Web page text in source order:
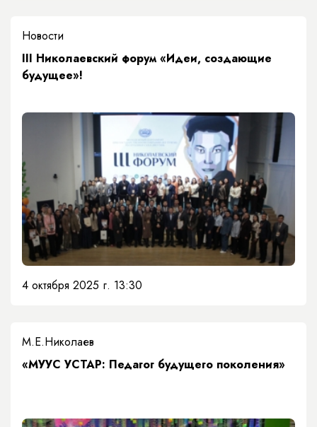
Новости
III Николаевский форум «Идеи, создающие
будущее»!
4 октября 2025 г. 13:30
М.Е.Николаев
«МУУС УСТАР: Педагог будущего поколения»